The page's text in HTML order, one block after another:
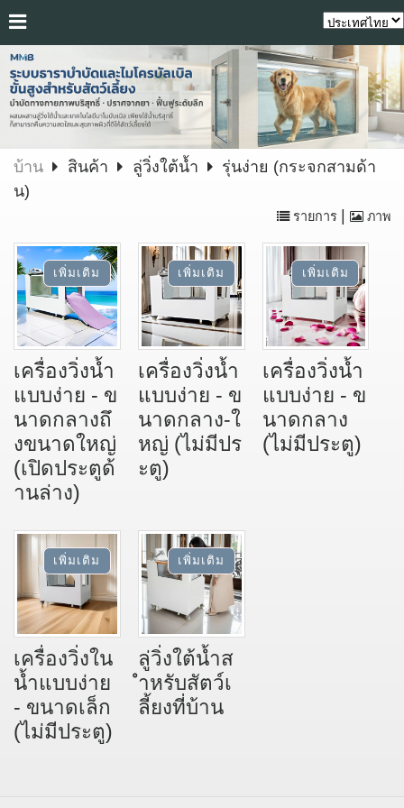
บ้าน สินค้า ลู่วิ่งใต้น้ำ
รุ่นง่าย (กระจกสามด้า
น)
รายการ ภาพ
เครื่องวิ่งน้ำ
แบบง่าย - ข
นาดกลางถึ
งขนาดใหญ่
(เปิดประตูด้
านล่าง)
เครื่องวิ่งน้ำ
แบบง่าย - ข
นาดกลาง-ใ
หญ่ (ไม่มีปร
ะตู)
เครื่องวิ่งน้ำ
แบบง่าย - ข
นาดกลาง
(ไม่มีประตู)
เครื่องวิ่งใน
น้ำแบบง่าย
- ขนาดเล็ก
(ไม่มีประตู)
ลู่วิ่งใต้น้ำส
ำหรับสัตว์เ
ลี้ยงที่บ้าน